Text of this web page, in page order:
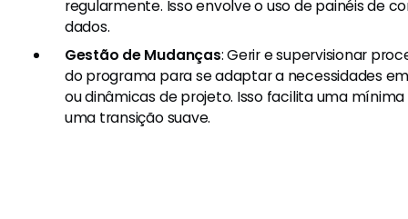
regularmente. Isso envolve o uso de painéis de
dados.
Gestão de Mudanças: Gerir e supervisionar
do programa para se adaptar a necessidades
ou dinâmicas de projeto. Isso facilita uma
uma transição suave.